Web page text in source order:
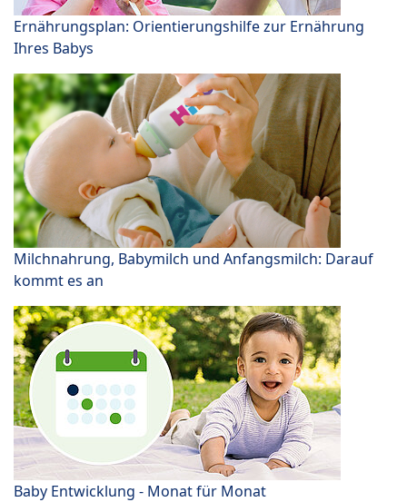
Ernährungsplan: Orientierungshilfe zur Ernährung
Ihres Babys
Milchnahrung, Babymilch und Anfangsmilch: Darauf
kommt es an
Baby Entwicklung - Monat für Monat